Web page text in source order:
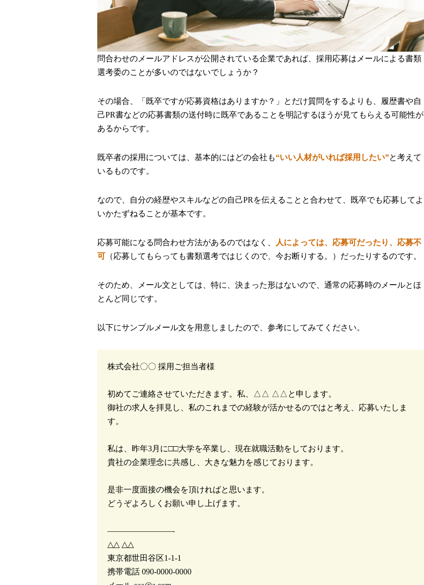
問合わせのメールアドレスが公開されている企業であれば、採用応募はメールによる書類
選考委のことが多いのではないでしょうか？
その場合、「既卒ですが応募資格はありますか？」とだけ質問をするよりも、履歴書や自
己PR書などの応募書類の送付時に既卒であることを明記するほうが見てもらえる可能性が
あるからです。
既卒者の採用については、基本的にはどの会社も“いい人材がいれば採用したい”と考えて
いるものです。
なので、自分の経歴やスキルなどの自己PRを伝えることと合わせて、既卒でも応募してよ
いかたずねることが基本です。
応募可能になる問合わせ方法があるのではなく、
人によっては、応募可だったり、応募不
可 （応募してもらっても書類選考ではじくので、今お断りする。）だったりするのです。
そのため、メール文としては、特に、決まった形はないので、通常の応募時のメールとほ
とんど同じです。
以下にサンプルメール文を用意しましたので、参考にしてみてください。
株式会社〇〇 採用ご担当者様
初めてご連絡させていただきます。私、△△ △△と申します。
御社の求人を拝見し、私のこれまでの経験が活かせるのではと考え、応募いたしま
す。
私は、昨年3月に□□大学を卒業し、現在就職活動をしております。
貴社の企業理念に共感し、大きな魅力を感じております。
是非一度面接の機会を頂ければと思います。
どうぞよろしくお願い申し上げます。
————————-
△△ △△
東京都世田谷区1-1-1
携帯電話 090-0000-0000